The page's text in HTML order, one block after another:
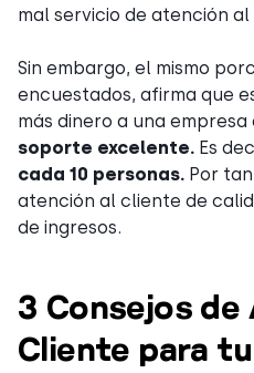
mal servicio de atención
Sin embargo, el mismo
encuestados, afirma que
más dinero a una
soporte excelente. Es
cada 10 personas. Por
atención al cliente de
de ingresos.
3 Consejos de
Cliente para